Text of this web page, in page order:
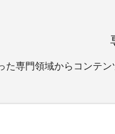
た専門領域からコンテ